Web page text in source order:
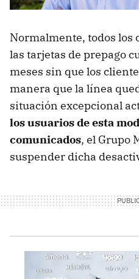
Normalmente, todos los
las tarjetas de prepago
meses sin que los
manera que la línea
situación excepcional
los usuarios de esta
comunicados, el Grupo
suspender dicha